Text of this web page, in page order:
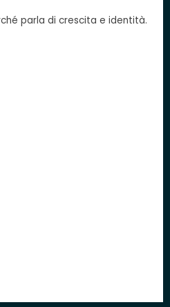
parla di crescita e identità.